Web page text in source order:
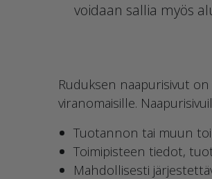
voidaan sallia myös
Ruduksen naapurisivut
viranomaisille.
Tuotannon tai muun
Toimipisteen tiedot,
Mahdollisesti